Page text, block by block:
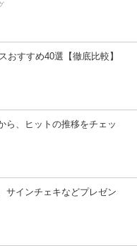
おすすめ40選【徹底比較】
ら、ヒットの推移をチェッ
サインチェキなどプレゼン